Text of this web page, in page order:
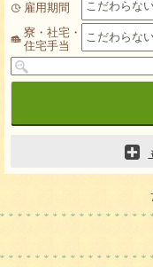
雇用期間
寮・社宅・
住宅手当